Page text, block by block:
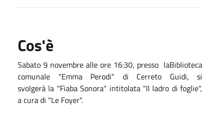
Cos'è
Sabato 9 novembre alle ore 16:30, presso laBiblioteca
comunale "Emma Perodi" di Cerreto Guidi, si
svolgerà la "FiabaSonora" intitolata "Il ladro di foglie",
a cura di "Le Foyer".